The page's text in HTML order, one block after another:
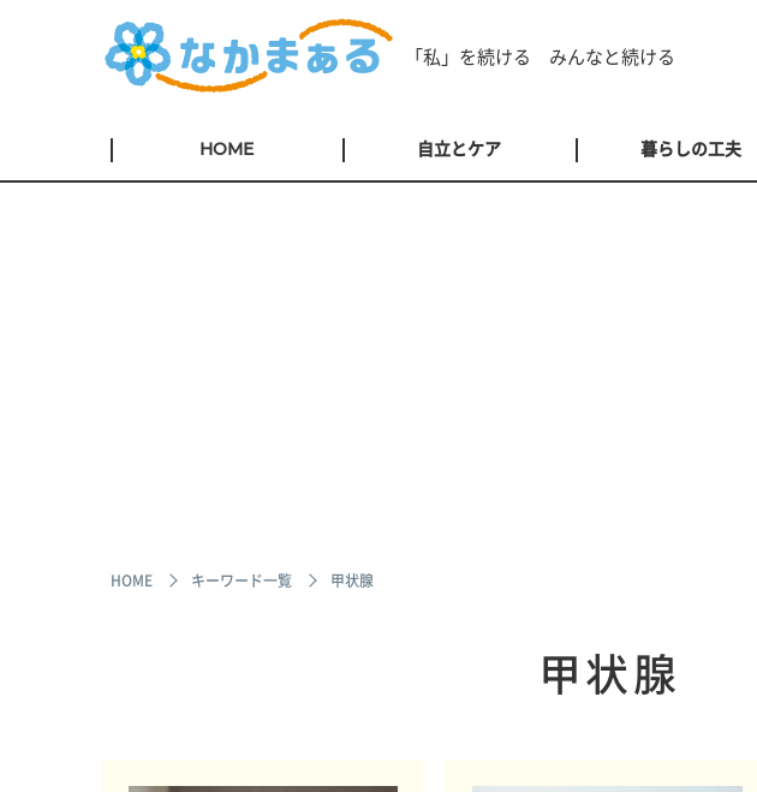
「私」を続ける みんなと続ける
HOME 自立とケア 暮らしの工夫
HOME キーワード一覧 甲状腺
甲状腺